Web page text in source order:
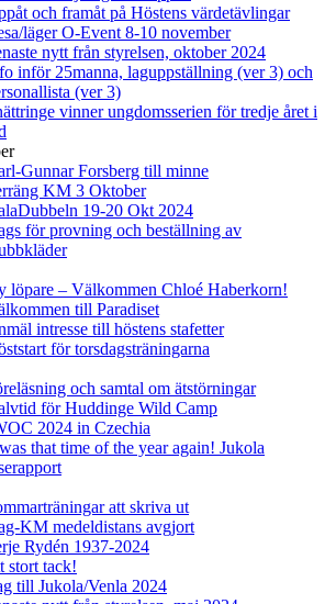
och framåt på Höstens värdetävlingar
läger O-Event 8-10 november
nytt från styrelsen, oktober 2024
inför 25manna, laguppställning (ver 3) och
(ver 3)
vinner ungdomsserien för tredje året i
Gunnar Forsberg till minne
KM 3 Oktober
19-20 Okt 2024
för provning och beställning av
löpare – Välkommen Chloé Haberkorn!
till Paradiset
intresse till höstens stafetter
för torsdagsträningarna
och samtal om ätstörningar
för Huddinge Wild Camp
2024 in Czechia
that time of the year again! Jukola
att skriva ut
KM medeldistans avgjort
Rydén 1937-2024
stort tack!
till Jukola/Venla 2024